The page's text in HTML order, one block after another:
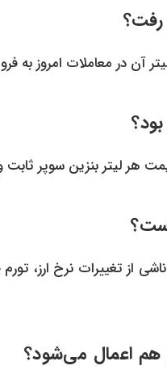
رفت؟
به ۷۲۸۰۰ تومان می‌تواند ناشی از
هم اعمال می‌شود؟